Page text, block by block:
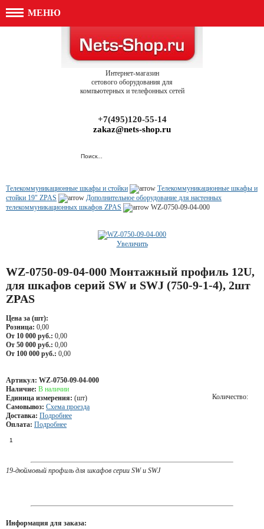
МЕНЮ
Интернет-магазин
сетового оборудования для
компьютерных и телефонных сетей
+7(495)120-55-14
zakaz@nets-shop.ru
Телекоммуникационные шкафы и стойки
Телекоммуникационные шкафы и
стойки 19" ZPAS
Дополнительное оборудование для настенных
телекоммуникационных шкафов ZPAS
WZ-0750-09-04-000
Увеличить
WZ-0750-09-04-000 Монтажный профиль 12U,
для шкафов серий SW и SWJ (750-9-1-4), 2шт
ZPAS
Цена за (шт):
Розница: 0,00
От 10 000 руб.: 0,00
От 50 000 руб.: 0,00
От 100 000 руб.: 0,00
Артикул: WZ-0750-09-04-000
Наличие: В наличии
Единица измерения: (шт)
Самовывоз: Схема проезда
Доставка: Подробнее
Оплата: Подробнее
Количество:
19-дюймовый профиль для шкафов серии SW и SWJ
Информация для заказа: